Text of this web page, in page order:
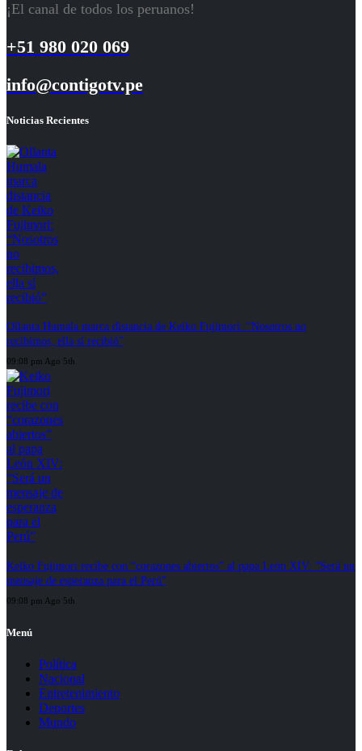
¡El canal de todos los peruanos!
+51 980 020 069
info@contigotv.pe
Noticias Recientes
Ollanta Humala marca distancia de Keiko Fujimori: “Nosotros no
recibimos, ella sí recibió”
09:08 pm Ago 5th
Keiko Fujimori recibe con “corazones abiertos” al papa León XIV: “Será un
mensaje de esperanza para el Perú”
09:08 pm Ago 5th
Menú
Política
Nacional
Entretenimiento
Deportes
Mundo